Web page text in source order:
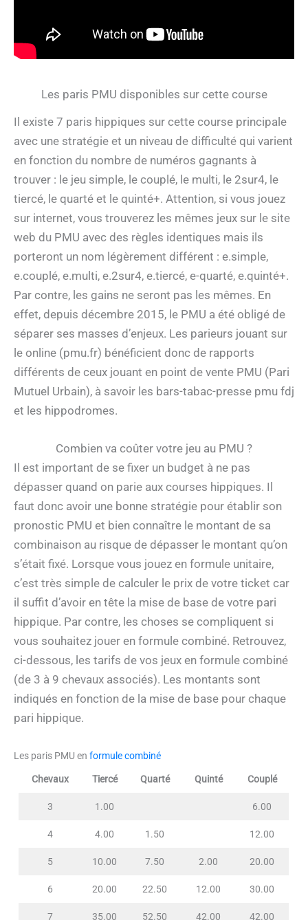
Les paris PMU disponibles sur cette course
Il existe 7 paris hippiques sur cette course principale
avec une stratégie et un niveau de difficulté qui varient
en fonction du nombre de numéros gagnants à
trouver : le jeu simple, le couplé, le multi, le 2sur4, le
tiercé, le quarté et le quinté+. Attention, si vous jouez
sur internet, vous trouverez les mêmes jeux sur le site
web du PMU avec des règles identiques mais ils
porteront un nom légèrement différent : e.simple,
e.couplé, e.multi, e.2sur4, e.tiercé, e-quarté, e.quinté+.
Par contre, les gains ne seront pas les mêmes. En
effet, depuis décembre 2015, le PMU a été obligé de
séparer ses masses d’enjeux. Les parieurs jouant sur
le online (pmu.fr) bénéficient donc de rapports
différents de ceux jouant en point de vente PMU (Pari
Mutuel Urbain), à savoir les bars-tabac-presse pmu fdj
et les hippodromes.
Combien va coûter votre jeu au PMU ?
Il est important de se fixer un budget à ne pas
dépasser quand on parie aux courses hippiques. Il
faut donc avoir une bonne stratégie pour établir son
pronostic PMU et bien connaître le montant de sa
combinaison au risque de dépasser le montant qu’on
s’était fixé. Lorsque vous jouez en formule unitaire,
c’est très simple de calculer le prix de votre ticket car
il suffit d’avoir en tête la mise de base de votre pari
hippique. Par contre, les choses se compliquent si
vous souhaitez jouer en formule combiné. Retrouvez,
ci-dessous, les tarifs de vos jeux en formule combiné
(de 3 à 9 chevaux associés). Les montants sont
indiqués en fonction de la mise de base pour chaque
pari hippique.
Les paris PMU en formule combiné
Chevaux Tiercé Quarté Quinté Couplé
3 1.00 6.00
4 4.00 1.50 12.00
5 10.00 7.50 2.00 20.00
6 20.00 22.50 12.00 30.00
7 35.00 52.50 42.00 42.00